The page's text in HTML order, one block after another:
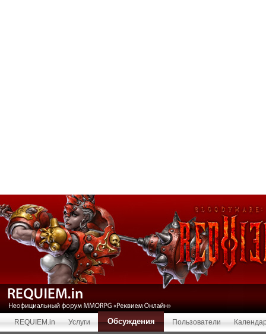
REQUIEM.in Услуги Обсуждения Пользователи